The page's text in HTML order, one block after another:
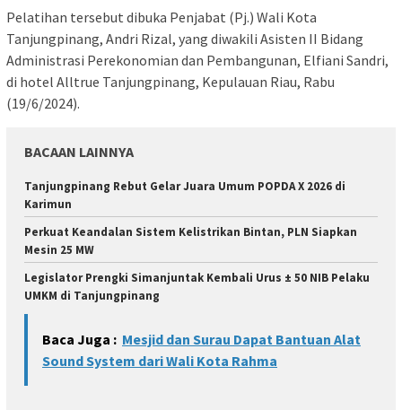
Pelatihan tersebut dibuka Penjabat (Pj.) Wali Kota
Tanjungpinang, Andri Rizal, yang diwakili Asisten II Bidang
Administrasi Perekonomian dan Pembangunan, Elfiani Sandri,
di hotel Alltrue Tanjungpinang, Kepulauan Riau, Rabu
(19/6/2024).
BACAAN LAINNYA
Tanjungpinang Rebut Gelar Juara Umum POPDA X 2026 di
Karimun
Perkuat Keandalan Sistem Kelistrikan Bintan, PLN Siapkan
Mesin 25 MW
Legislator Prengki Simanjuntak Kembali Urus ± 50 NIB Pelaku
UMKM di Tanjungpinang
Baca Juga : Mesjid dan Surau Dapat Bantuan Alat
Sound System dari Wali Kota Rahma